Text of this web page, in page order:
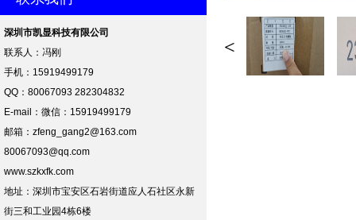
深圳市凯显科技有限公司
联系人：冯刚
手机：15919499179
QQ：80067093 282304832
E-mail： 微信：15919499179
邮箱：zfeng_gang2@163.com
80067093@qq.com
www.szkxfk.com
地址：深圳市宝安区石岩街道应人石社区永新
街三和工业园4栋6楼
<